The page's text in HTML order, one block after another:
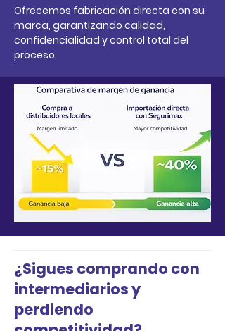
Ofrecemos fabricación directa con su
marca, garantizando calidad,
confidencialidad y control total del
proceso.
¿Sigues comprando con
intermediarios y
perdiendo